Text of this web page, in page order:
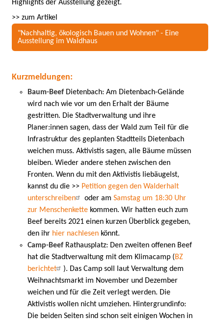
Highlights der Ausstellung gezeigt.
>> zum Artikel
"Nachhaltig, ökologisch Bauen und Wohnen" - Eine
Ausstellung im Waldhaus
Kurzmeldungen:
Baum-Beef Dietenbach: Am Dietenbach-Gelände
wird nach wie vor um den Erhalt der Bäume
gestritten. Die Stadtverwaltung und ihre
Planer:innen sagen, dass der Wald zum Teil für die
Infrastruktur des geplanten Stadtteils Dietenbach
weichen muss. Aktivistis sagen, alle Bäume müssen
bleiben. Wieder andere stehen zwischen den
Fronten. Wenn du mit den Aktivistis liebäugelst,
kannst du die >> Petition gegen den Walderhalt
unterschreiben
oder am Samstag um 18:30 Uhr
zur Menschenkette kommen. Wir hatten euch zum
Beef bereits 2021 einen kurzen Überblick gegeben,
den ihr hier nachlesen könnt.
Camp-Beef Rathausplatz: Den zweiten offenen Beef
hat die Stadtverwaltung mit dem Klimacamp (BZ
berichtet
). Das Camp soll laut Verwaltung dem
Weihnachtsmarkt im November und Dezember
weichen und für die Zeit verlegt werden. Die
Aktivistis wollen nicht umziehen. Hintergrundinfo:
Die beiden Seiten sind schon seit einigen Wochen in